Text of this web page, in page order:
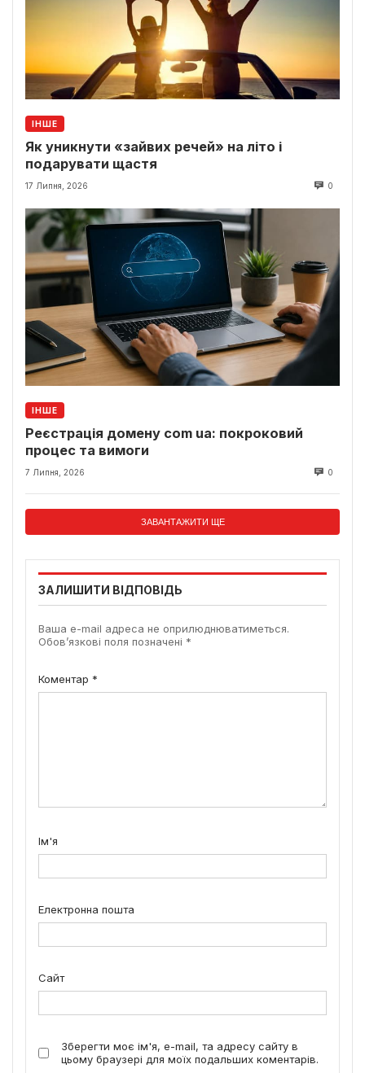
ІНШЕ
Як уникнути «зайвих речей» на літо і
подарувати щастя
17 Липня, 2026 0
ІНШЕ
Реєстрація домену com ua: покроковий
процес та вимоги
7 Липня, 2026 0
ЗАВАНТАЖИТИ ЩЕ
ЗАЛИШИТИ ВІДПОВІДЬ
Ваша e-mail адреса не оприлюднюватиметься.
Обов’язкові поля позначені *
Коментар *
Ім'я
Електронна пошта
Сайт
Зберегти моє ім'я, e-mail, та адресу сайту в
цьому браузері для моїх подальших коментарів.